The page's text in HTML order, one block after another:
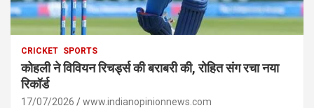
CRICKET SPORTS
कोहली ने विवियन रिचर्ड्स की बराबरी की, रोहित संग रचा नया
रिकॉर्ड
17/07/2026 www.indianopinionnews.com